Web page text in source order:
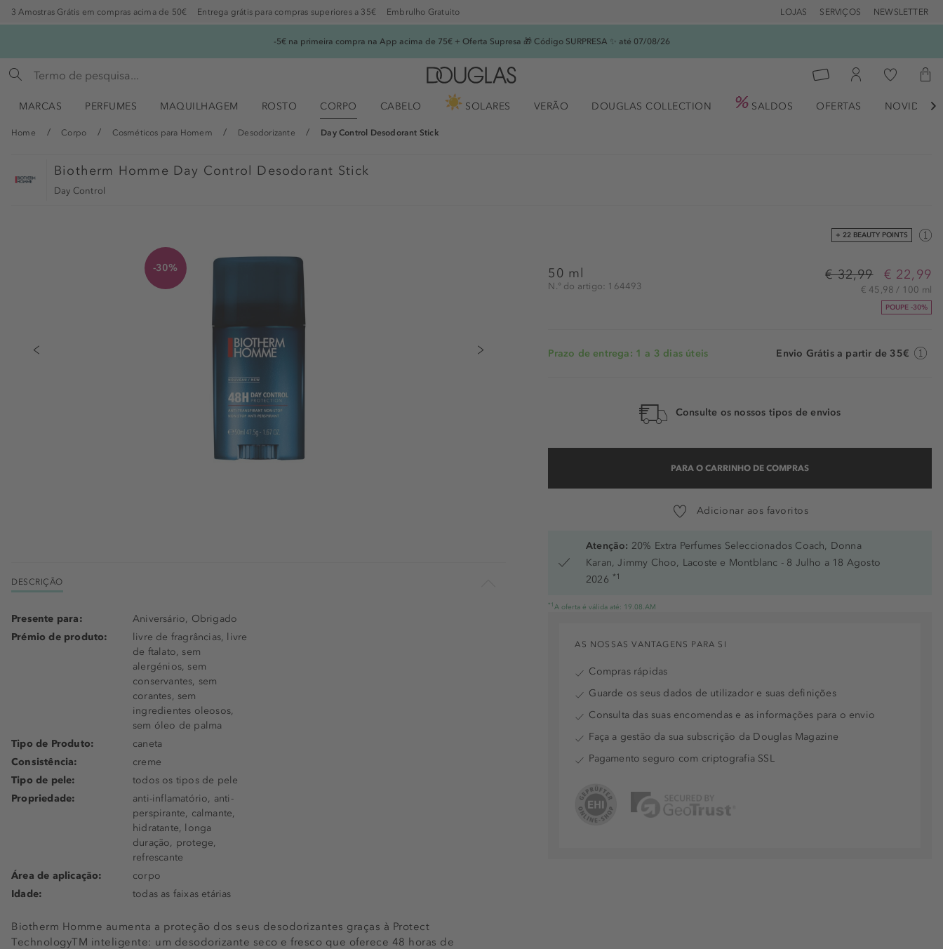
3 Amostras Grátis em compras acima de 50€ Entrega grátis para compras superiores a 35€ Embrulho Gratuito LOJAS SERVIÇOS NEWSLETTER
-5€ na primeira compra na App acima de 75€ + Oferta Supresa 🎁 Código SURPRESA ✨ até 07/08/26
MARCAS PERFUMES MAQUILHAGEM ROSTO CORPO CABELO SOLARES VERÃO DOUGLAS COLLECTION SALDOS OFERTAS 
Home Corpo Cosméticos para Homem Desodorizante Day Control Desodorant Stick
Biotherm Homme Day Control Desodorant Stick
Day Control
+ 22 BEAUTY POINTS
-30% 50 ml
N.° do artigo: 164493
€ 32,99 € 22,99
€ 45,98 / 100 ml
POUPE -30%
Prazo de entrega: 1 a 3 dias úteis Envio Grátis a partir de 35€
Consulte os nossos tipos de envios
PARA O CARRINHO DE COMPRAS
Adicionar aos favoritos
Atenção: 20% Extra Perfumes Seleccionados Coach, Donna
Karan, Jimmy Choo, Lacoste e Montblanc - 8 Julho a 18 Agosto
2026 *1
*1 A oferta é válida até: 19.08.AM
DESCRIÇÃO
Biotherm Homme aumenta a proteção dos seus desodorizantes graças à Protect
TechnologyTM inteligente: um desodorizante seco e fresco que oferece 48 horas de
Presente para:
Aniversário, Obrigado
Prémio de produto:
livre de fragrâncias, livre
de ftalato, sem
alergénios, sem
conservantes, sem
corantes, sem
ingredientes oleosos,
sem óleo de palma
Tipo de Produto:
caneta
Consistência:
creme
Tipo de pele:
todos os tipos de pele
Propriedade:
anti-inflamatório, anti-
perspirante, calmante,
hidratante, longa
duração, protege,
refrescante
Área de aplicação:
corpo
Idade:
todas as faixas etárias
AS NOSSAS VANTAGENS PARA SI
Compras rápidas
Guarde os seus dados de utilizador e suas definições
Consulta das suas encomendas e as informações para o envio
Faça a gestão da sua subscrição da Douglas Magazine
Pagamento seguro com criptografia SSL